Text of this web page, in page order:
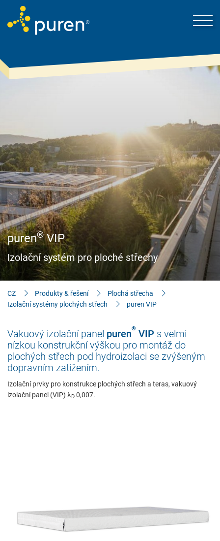
Kontakt
Produkty & řešení
Nejnovější zprávy
Stavitelé & znalosti
Ke stažení
puren®VIP
Izolační systém pro ploché střechy
CZ Produkty & řešení
Plochá střecha
Izolační systémy plochých střech
puren VIP
Vakuový izolační panel puren® VIP s velmi
nízkou konstrukční výškou pro montáž do
plochých střech pod hydroizolaci se zvýšeným
dopravním zatížením.
Izolační prvky pro konstrukce plochých střech a teras, vakuový
izolační panel (VIP) λ D 0,007.